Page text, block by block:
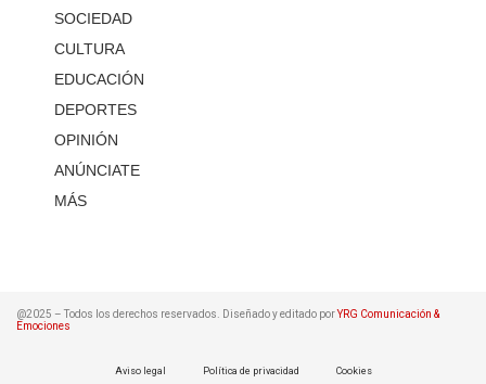
SOCIEDAD
CULTURA
EDUCACIÓN
DEPORTES
OPINIÓN
ANÚNCIATE
MÁS
@2025 – Todos los derechos reservados. Diseñado y editado porYRG Comunicación &
Emociones
Aviso legal Política de privacidad Cookies